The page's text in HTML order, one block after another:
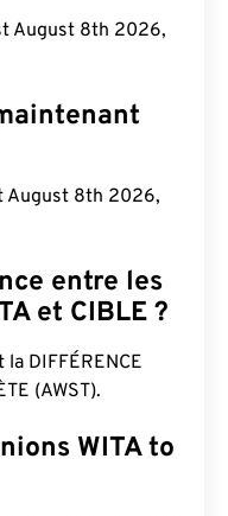
August 8th 2026,
August 8th 2026,
entre les
et CIBLE ?
la DIFFÉRENCE
(AWST).
WITA to